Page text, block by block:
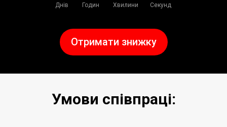
Днів Годин Хвилини Секунд
Отримати знижку
Умови співпраці: